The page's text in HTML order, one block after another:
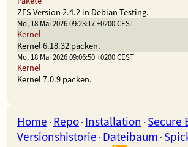
ZFS Version 2.4.2 in Debian Testing.
Mo, 18 Mai 2026 09:23:17 +0200 CEST
Kernel
Kernel 6.18.32 packen.
Mo, 18 Mai 2026 09:06:50 +0200 CEST
Kernel
Kernel 7.0.9 packen.
Home · Repo· Installation · Secure
Versionshistorie · Dateibaum ·